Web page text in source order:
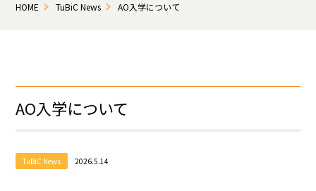
HOME TuBiC News AO入学について
AO入学について
TuBiC News 2026.5.14